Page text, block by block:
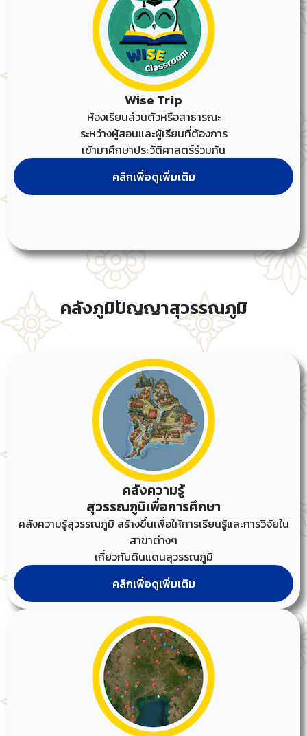
Wise Trip
ห้องเรียนส่วนตัวหรือสาธารณะ
ระหว่างผู้สอนและผู้เรียนที่ต้องการ
เข้ามาศึกษาประวัติศาสตร์ร่วมกัน
คลิกเพื่อดูเพิ่มเติม
คลังภูมิปัญญาสุวรรณภูมิ
คลังความรู้
สุวรรณภูมิเพื่อการศึกษา
คลังความรู้สุวรรณภูมิ สร้างขึ้นเพื่อให้การเรียนรู้และการวิจัยใน
สาขาต่างๆ
เกี่ยวกับดินแดนสุวรรณภูมิ
คลิกเพื่อดูเพิ่มเติม